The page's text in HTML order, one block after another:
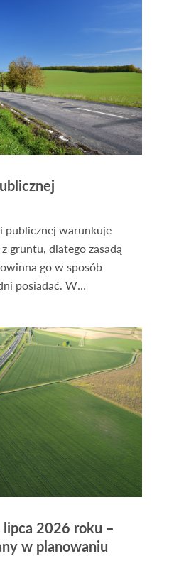
publicznej warunkuje
gruntu, dlatego zasadą
go w sposób
posiadać. W
działek, na których ma
lipca 2026 roku –
w planowaniu